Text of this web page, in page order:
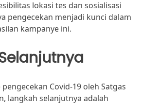
lokasi tes dan sosialisasi
pengecekan menjadi kunci dalam
kampanye ini.
Covid-19 oleh Satgas
langkah selanjutnya adalah